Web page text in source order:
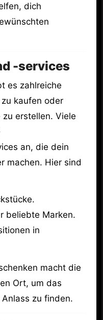
dich
-services
es zahlreiche
kaufen oder
erstellen. Viele
an, die dein
machen. Hier sind
beliebte Marken.
in
macht die
Ort, um das
zu finden.